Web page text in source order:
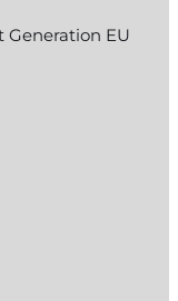
Generation EU